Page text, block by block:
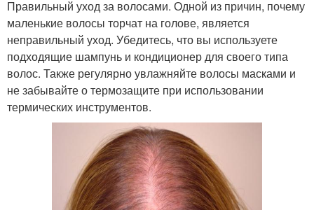
Правильный уход за волосами. Одной из причин, почему
маленькие волосы торчат на голове, является
неправильный уход. Убедитесь, что вы используете
подходящие шампунь и кондиционер для своего типа
волос. Также регулярно увлажняйте волосы масками и
не забывайте о термозащите при использовании
термических инструментов.